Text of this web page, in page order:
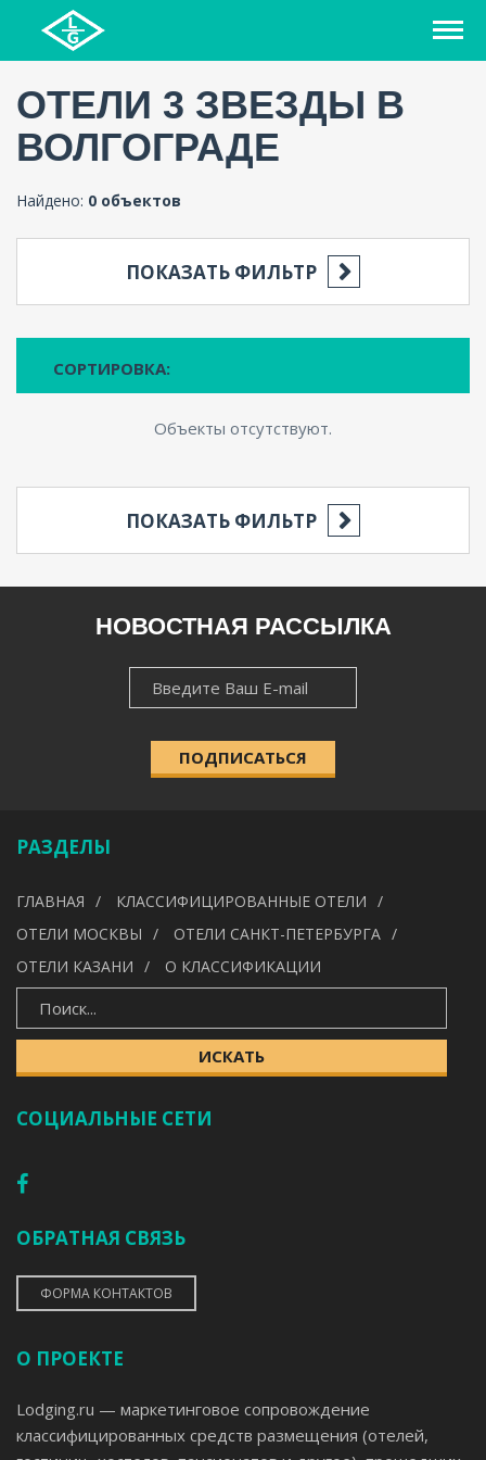
ОТЕЛИ 3 ЗВЕЗДЫ В
ВОЛГОГРАДЕ
Найдено: 0 объектов
ПОКАЗАТЬ ФИЛЬТР
СОРТИРОВКА:
Объекты отсутствуют.
ПОКАЗАТЬ ФИЛЬТР
НАСЕЛЁННЫЙ ПУНКТ
ИСКАТЬ
НОВОСТНАЯ РАССЫЛКА
ПОДПИСАТЬСЯ
РАЗДЕЛЫ
ГЛАВНАЯ
КЛАССИФИЦИРОВАННЫЕ ОТЕЛИ
ОТЕЛИ МОСКВЫ
ОТЕЛИ САНКТ-ПЕТЕРБУРГА
ОТЕЛИ КАЗАНИ
О КЛАССИФИКАЦИИ
ИСКАТЬ
СОЦИАЛЬНЫЕ СЕТИ
ОБРАТНАЯ СВЯЗЬ
ФОРМА КОНТАКТОВ
О ПРОЕКТЕ
Lodging.ru — маркетинговое сопровождение
классифицированных средств размещения (отелей,